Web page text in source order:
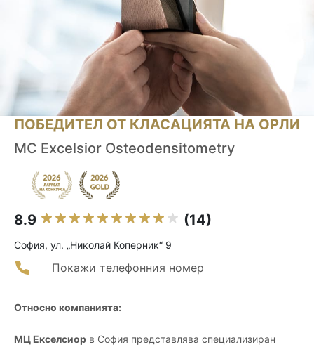
ПОБЕДИТЕЛ ОТ КЛАСАЦИЯТА НА ОРЛИ
MC Excelsior Osteodensitometry
8.9 (14)
София, ул. „Николай Коперник“ 9
Покажи телефонния номер
Относно компанията:
МЦ Екселсиор в София представлява специализиран